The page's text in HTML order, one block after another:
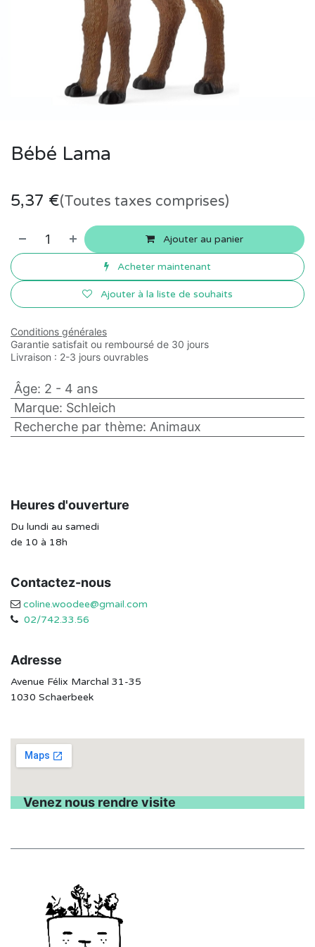
Bébé Lama
5,37 €(Toutes taxes comprises)
Ajouter au panier
Acheter maintenant
Ajouter à la liste de souhaits
Conditions générales
Garantie satisfait ou remboursé de 30 jours
Livraison : 2-3 jours ouvrables
Âge: 2 - 4 ans
Marque: Schleich
Recherche par thème: Animaux
Heures d'ouverture
Du lundi au samedi
de 10 à 18h
Contactez-nous
coline.woodee@gmail.com
02/742.33.56
Adresse
Avenue Félix Marchal 31-35
1030 Schaerbeek
Venez nous rendre visite